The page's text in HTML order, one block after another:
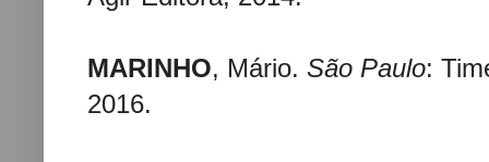
MARINHO, Mário. São Paulo:
2016.